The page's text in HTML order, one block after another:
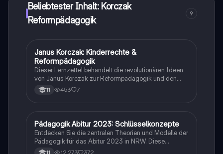
Beliebtester Inhalt: Korczak
Reformpädagogik
9
Pädagogik
Janus Korczak: Kinderrechte &
Reformpädagogik
Dieser Lernzettel behandelt die revolutionären Ideen
von Janus Korczak zur Reformpädagogik und den
Rechten von Kindern. Erfahren Sie mehr über Korczaks
Ansätze zur Selbstverantwortung, Mitbestimmung
Kinderrechten. Themen: Kinderparlament,
Wertschätzung, Autonomie, und die Rolle des
Erziehers.
11 453 7
Pädagogik
Pädagogik Abitur 2023: Schlüsselkonzepte
Entdecken Sie die zentralen Theorien und Modelle der
Pädagogik für das Abitur 2023 in NRW. Diese
Zusammenstellung umfasst wichtige Themen wie die
11 12,273 372